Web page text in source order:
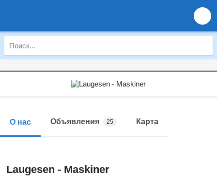
О нас Объявления 25 Карта
Laugesen - Maskiner